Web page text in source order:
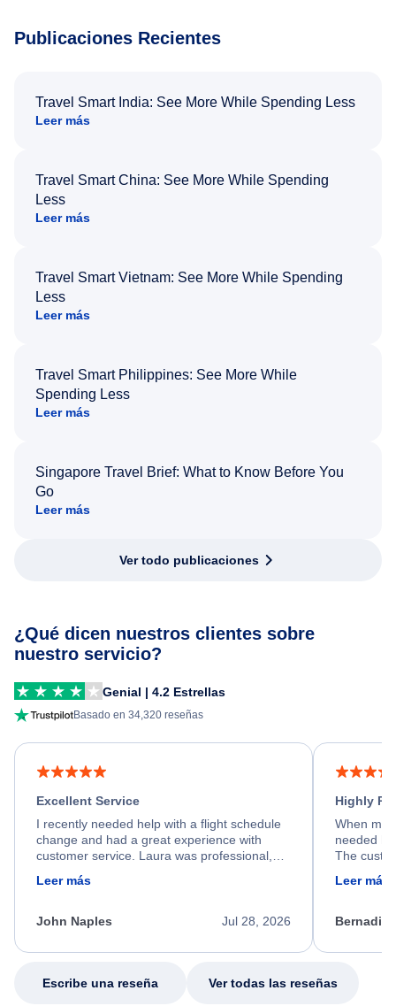
Publicaciones Recientes
Travel Smart India: See More While Spending Less
Leer más
Travel Smart China: See More While Spending
Less
Leer más
Travel Smart Vietnam: See More While Spending
Less
Leer más
Travel Smart Philippines: See More While
Spending Less
Leer más
Singapore Travel Brief: What to Know Before You
Go
Leer más
Ver todo publicaciones
¿Qué dicen nuestros clientes sobre
nuestro servicio?
Genial | 4.2 Estrellas
Basado en 34,320 reseñas
Excellent Service
I recently needed help with a flight schedule
change and had a great experience with
customer service. Laura was professional,
process. She quickly found a solution and
appreciate her excellent service.
Leer más
Jul 28, 2026
John Naples
Highly
When my
needed
The
my issue.
Leer más
Escribe una reseña Ver todas las reseñas